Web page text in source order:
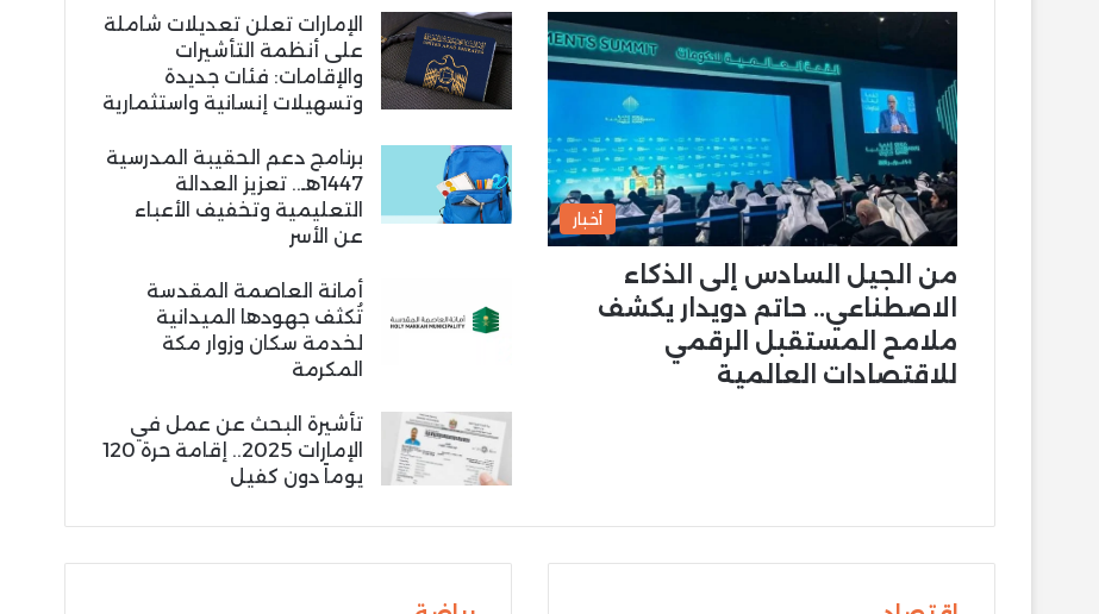
أخبار
من الجيل السادس إلى الذكاء
الاصطناعي.. حاتم دويدار يكشف
ملامح المستقبل الرقمي
للاقتصادات العالمية
الإمارات تعلن تعديلات شاملة
على أنظمة التأشيرات
والإقامات: فئات جديدة
وتسهيلات إنسانية واستثمارية
برنامج دعم الحقيبة المدرسية
1447هـ.. تعزيز العدالة
التعليمية وتخفيف الأعباء
عن الأسر
أمانة العاصمة المقدسة
تُكثف جهودها الميدانية
لخدمة سكان وزوار مكة
المكرمة
تأشيرة البحث عن عمل في
الإمارات 2025.. إقامة حرة 120
يوماً دون كفيل